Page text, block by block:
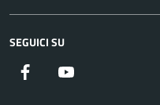
SEGUICI SU
Facebook